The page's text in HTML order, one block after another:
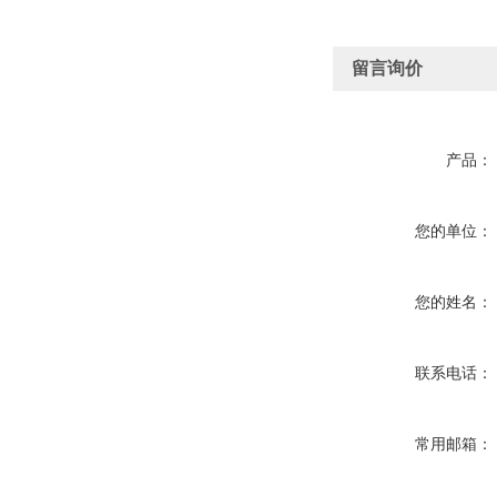
留言询价
产品：
您的单位：
您的姓名：
联系电话：
常用邮箱：